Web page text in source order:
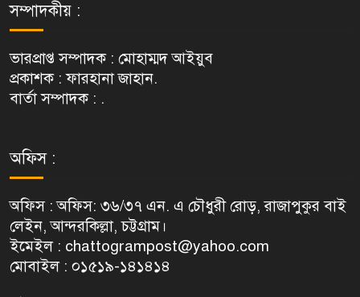
সম্পাদকীয় :
ভারপ্রাপ্ত সম্পাদক : মোহাম্মদ আইয়ুব
প্রকাশক : ফারহানা জাহান.
বার্তা সম্পাদক : .
অফিস :
অফিস : অফিস: ৩৬/৩৭ এন. এ চৌধুরী রোড়, রাজাপুকুর বাই
লেইন, আন্দরকিল্লা, চট্টগ্রাম।
ইমেইল : chattogrampost@yahoo.com
মোবাইল : ০১৫১৯-১৪১৪১৪